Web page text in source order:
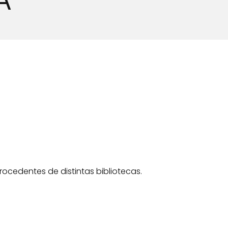
de distintas bibliotecas.